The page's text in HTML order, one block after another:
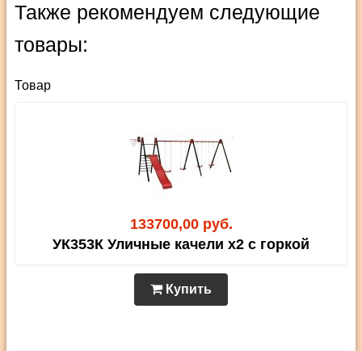
Также рекомендуем следующие
товары:
Товар
133700,00 руб.
УК353К Уличные качели х2 с горкой
Купить